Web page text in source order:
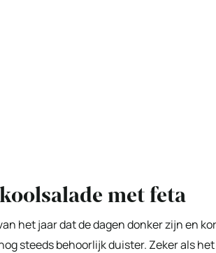
met feta
het jaar dat de dagen donker zijn en
steeds behoorlijk duister. Zeker als